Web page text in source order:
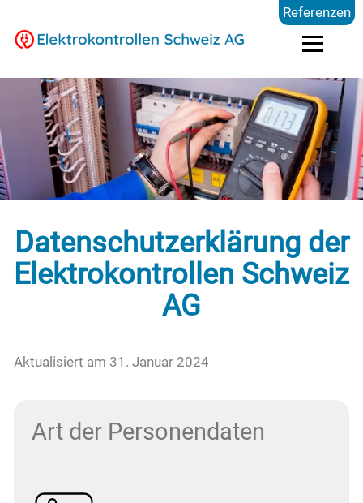
Elektrokontrollen
Branchen
FAQ
Kontakt
Datenschutzerklärung der
Elektrokontrollen Schweiz
AG
Aktualisiert am 31. Januar 2024
Art der Personendaten
Referenzen